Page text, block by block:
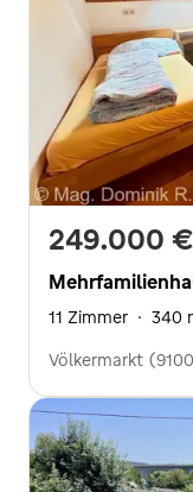
249.000 €
11 Zimmer · 340
Völkermarkt